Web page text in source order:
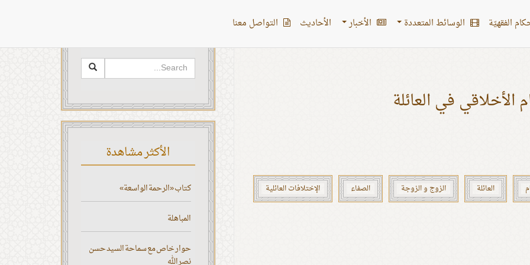
الفقهیّة الوسائط المتعددة الأخبار الأحادیث التواصل معنا
الأخلاقي في العائلة
العائلة الزوج و الزوجة الصفاء الإختلافات العائلية
الأكثر مشاهدة
كتاب «الرحمة الواسعة»
المباهلة
حوار خاص مع سماحة السيد حسن
نصر الله